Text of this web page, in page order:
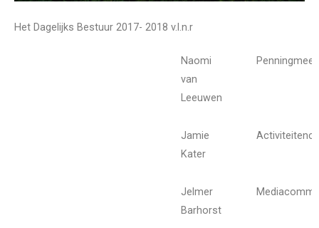
Het Dagelijks Bestuur 2017- 2018 v.l.n.r
Naomi
van
Leeuwen
Jamie
Kater
Jelmer
Barhorst